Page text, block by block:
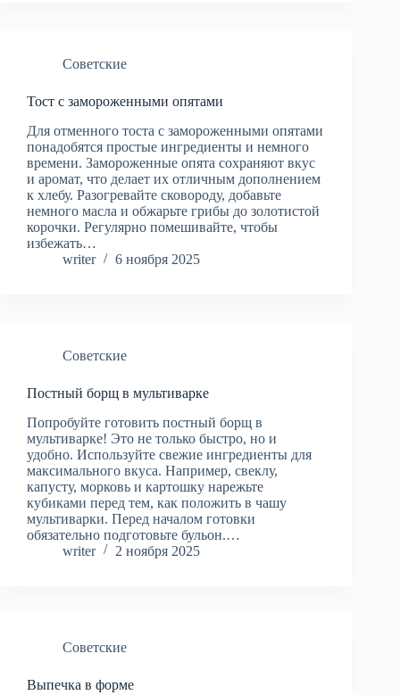
Советские
Тост с замороженными опятами
Для отменного тоста с замороженными опятами
понадобятся простые ингредиенты и немного
времени. Замороженные опята сохраняют вкус
и аромат, что делает их отличным дополнением
к хлебу. Разогревайте сковороду, добавьте
немного масла и обжарьте грибы до золотистой
корочки. Регулярно помешивайте, чтобы
избежать…
writer
6 ноября 2025
Советские
Постный борщ в мультиварке
Попробуйте готовить постный борщ в
мультиварке! Это не только быстро, но и
удобно. Используйте свежие ингредиенты для
максимального вкуса. Например, свеклу,
капусту, морковь и картошку нарежьте
кубиками перед тем, как положить в чашу
мультиварки. Перед началом готовки
обязательно подготовьте бульон.…
writer
2 ноября 2025
Советские
Выпечка в форме